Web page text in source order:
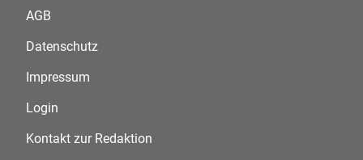
AGB
Datenschutz
Impressum
Login
Kontakt zur Redaktion